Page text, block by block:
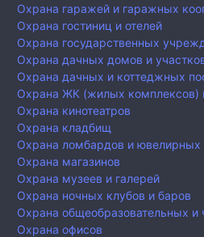
Охрана гаражей и гаражных
Охрана гостиниц и отелей
Охрана государственных
Охрана дачных домов и
Охрана дачных и коттеджных
Охрана ЖК (жилых
Охрана кинотеатров
Охрана кладбищ
Охрана ломбардов и ювелирных
Охрана магазинов
Охрана музеев и галерей
Охрана ночных клубов и баров
Охрана общеобразовательных и
Охрана офисов